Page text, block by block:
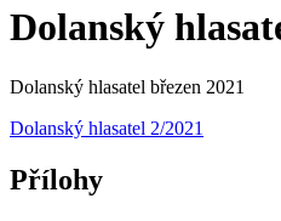
Dolanský
Dolanský hlasatel březen 2021
Dolanský hlasatel 2/2021
Přílohy